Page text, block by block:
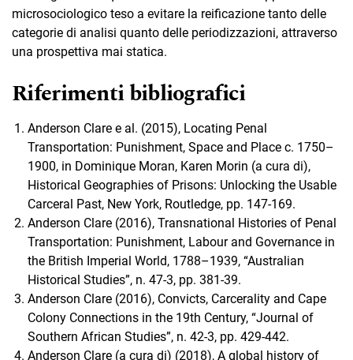
microsociologico teso a evitare la reificazione tanto delle
categorie di analisi quanto delle periodizzazioni, attraverso
una prospettiva mai statica.
Riferimenti bibliografici
Anderson Clare e al. (2015), Locating Penal
Transportation: Punishment, Space and Place c. 1750–
1900, in Dominique Moran, Karen Morin (a cura di),
Historical Geographies of Prisons: Unlocking the Usable
Carceral Past, New York, Routledge, pp. 147-169.
Anderson Clare (2016), Transnational Histories of Penal
Transportation: Punishment, Labour and Governance in
the British Imperial World, 1788–1939, “Australian
Historical Studies”, n. 47-3, pp. 381-39.
Anderson Clare (2016), Convicts, Carcerality and Cape
Colony Connections in the 19th Century, “Journal of
Southern African Studies”, n. 42-3, pp. 429-442.
Anderson Clare (a cura di) (2018), A global history of